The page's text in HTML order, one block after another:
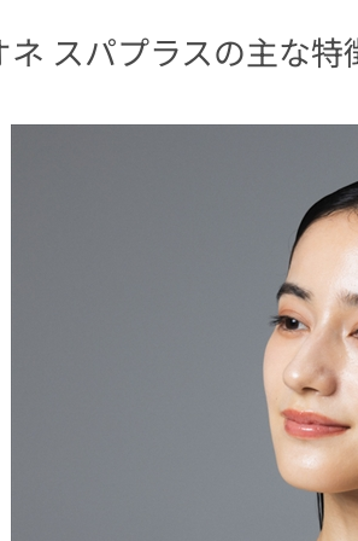
ネ スパプラスの主な特